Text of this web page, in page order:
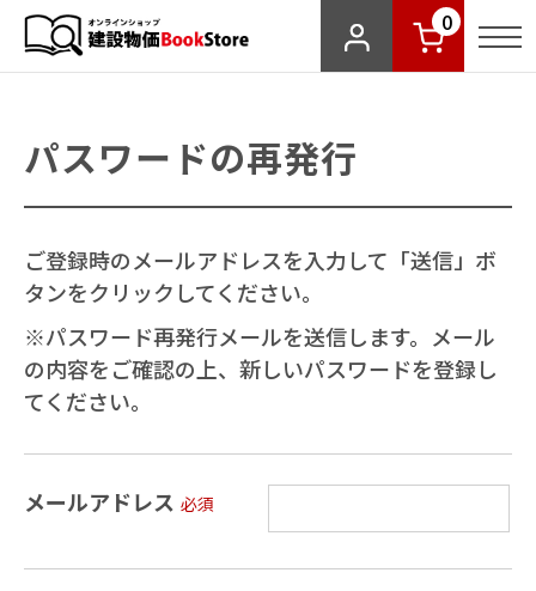
0
パスワードの再発行
ご登録時のメールアドレスを入力して「送信」ボ
タンをクリックしてください。
※パスワード再発行メールを送信します。メール
の内容をご確認の上、新しいパスワードを登録し
てください。
メールアドレス 必須